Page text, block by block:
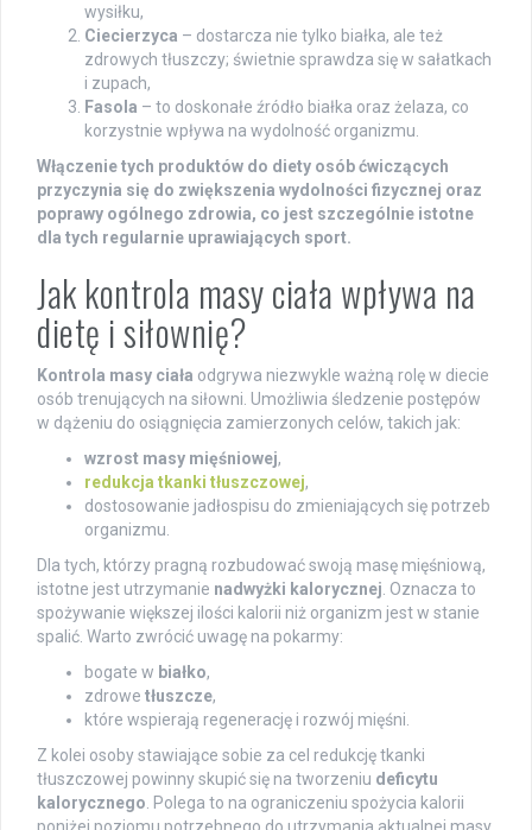
wysiłku,
Ciecierzyca – dostarcza nie tylko białka, ale też
zdrowych tłuszczy; świetnie sprawdza się w sałatkach
i zupach,
Fasola – to doskonałe źródło białka oraz żelaza, co
korzystnie wpływa na wydolność organizmu.
Włączenie tych produktów do diety osób ćwiczących
przyczynia się do zwiększenia wydolności fizycznej oraz
poprawy ogólnego zdrowia, co jest szczególnie istotne
dla tych regularnie uprawiających sport.
Jak kontrola masy ciała wpływa na
dietę i siłownię?
Kontrola masy ciała odgrywa niezwykle ważną rolę w diecie
osób trenujących na siłowni. Umożliwia śledzenie postępów
w dążeniu do osiągnięcia zamierzonych celów, takich jak:
wzrost masy mięśniowej,
redukcja tkanki tłuszczowej,
dostosowanie jadłospisu do zmieniających się potrzeb
organizmu.
Dla tych, którzy pragną rozbudować swoją masę mięśniową,
istotne jest utrzymanie nadwyżki kalorycznej. Oznacza to
spożywanie większej ilości kalorii niż organizm jest w stanie
spalić. Warto zwrócić uwagę na pokarmy:
bogate w białko,
zdrowe tłuszcze,
które wspierają regenerację i rozwój mięśni.
Z kolei osoby stawiające sobie za cel redukcję tkanki
tłuszczowej powinny skupić się na tworzeniu deficytu
kalorycznego. Polega to na ograniczeniu spożycia kalorii